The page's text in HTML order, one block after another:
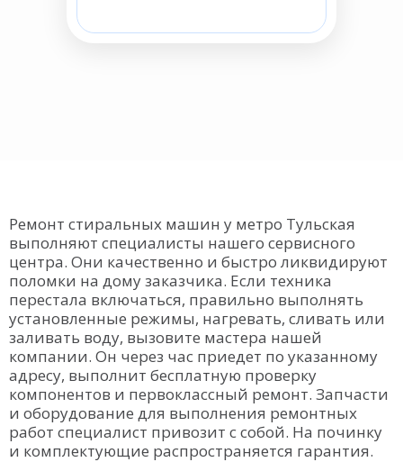
Ремонт стиральных машин у метро Тульская
выполняют специалисты нашего сервисного
центра. Они качественно и быстро ликвидируют
поломки на дому заказчика. Если техника
перестала включаться, правильно выполнять
установленные режимы, нагревать, сливать или
заливать воду, вызовите мастера нашей
компании. Он через час приедет по указанному
адресу, выполнит бесплатную проверку
компонентов и первоклассный ремонт. Запчасти
и оборудование для выполнения ремонтных
работ специалист привозит с собой. На починку
и комплектующие распространяется гарантия.